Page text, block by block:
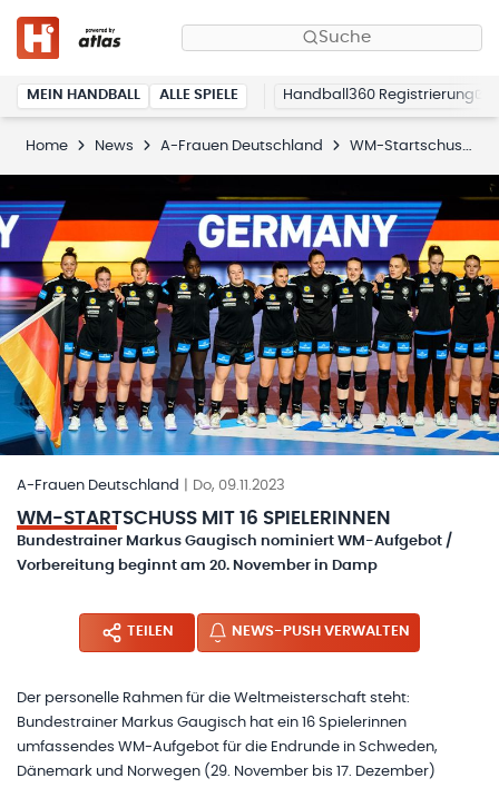
Suche
MEIN HANDBALL ALLE SPIELE Handball360 Registrierung
Home News A-Frauen Deutschland WM-Startschuss mit 16 Spielerinnen
A-Frauen Deutschland Do, 09.11.2023
WM-STARTSCHUSS MIT 16 SPIELERINNEN
Bundestrainer Markus Gaugisch nominiert WM-Aufgebot /
Vorbereitung beginnt am 20. November in Damp
TEILEN NEWS-PUSH VERWALTEN
Der personelle Rahmen für die Weltmeisterschaft steht:
Bundestrainer Markus Gaugisch hat ein 16 Spielerinnen
umfassendes WM-Aufgebot für die Endrunde in Schweden,
Dänemark und Norwegen (29. November bis 17. Dezember)